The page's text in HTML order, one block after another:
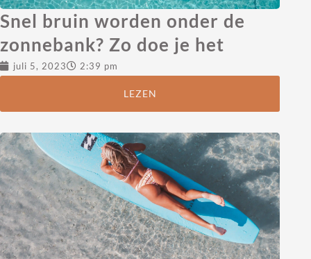
Snel bruin worden onder de
zonnebank? Zo doe je het
juli 5, 2023 2:39 pm
LEZEN